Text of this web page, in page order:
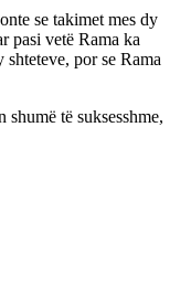
se takimet mes dy
pasi vetë Rama ka
por se Rama
të suksesshme,